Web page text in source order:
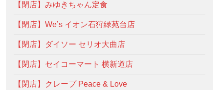
【閉店】みゆきちゃん定食
【閉店】We’s イオン石狩緑苑台店
【閉店】ダイソー セリオ大曲店
【閉店】セイコーマート 横新道店
【閉店】クレープ Peace & Love